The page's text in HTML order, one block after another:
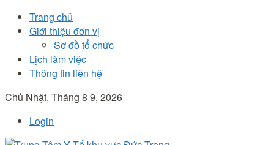
Trang chủ
Giới thiệu đơn vị
Sơ đồ tổ chức
Lịch làm việc
Thông tin liên hệ
Chủ Nhật, Tháng 8 9, 2026
Login